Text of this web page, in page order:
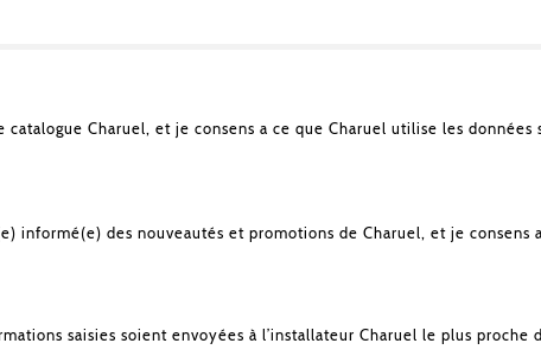
catalogue Charuel, et je consens a ce que Charuel utilise les données
informé(e) des nouveautés et promotions de Charuel, et je consens
saisies soient envoyées à l’installateur Charuel le plus proche